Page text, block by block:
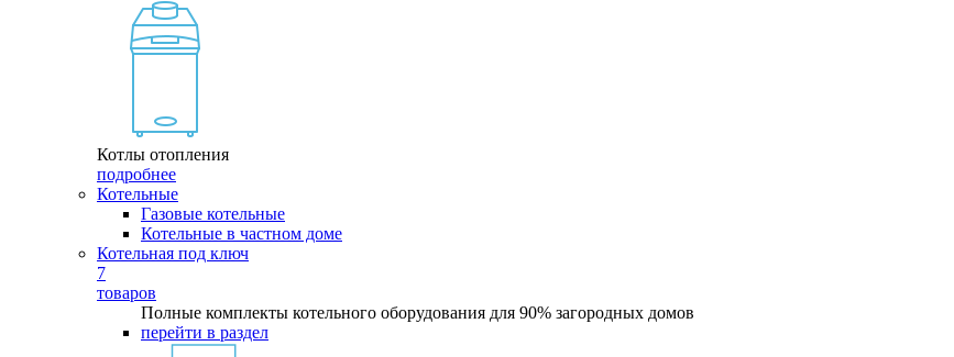
Котлы отопления
подробнее
Котельные
Газовые котельные
Котельные в частном доме
Котельная под ключ
7
товаров
Полные комплекты котельного оборудования для 90% загородных домов
перейти в раздел